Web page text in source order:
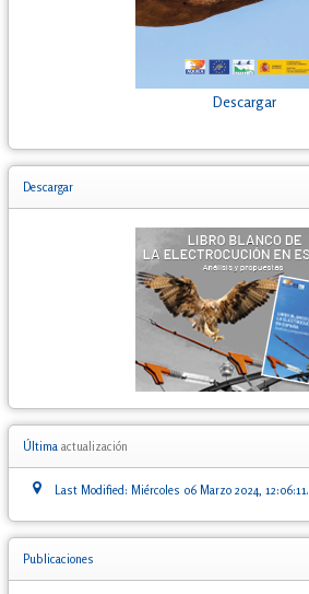
Descargar
Descargar
Última actualización
Last Modified: Miércoles 06 Marzo 2024, 12:06:11.
Publicaciones